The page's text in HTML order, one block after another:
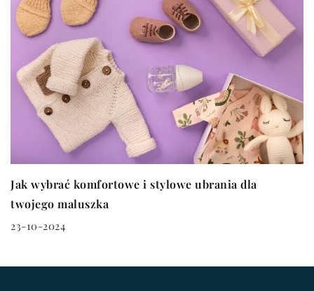
Jak wybrać komfortowe i stylowe ubrania dla
twojego maluszka
23-10-2024